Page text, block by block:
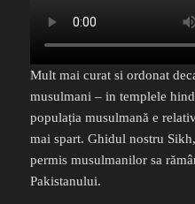
Mult mai curat si ordonat
musulmani – in templele
populația musulmană e
mai spart. Ghidul nostru
permis musulmanilor sa
Pakistanului.